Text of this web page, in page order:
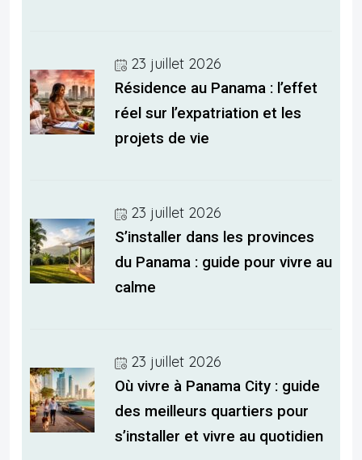
23 juillet 2026
Résidence au Panama : l’effet
réel sur l’expatriation et les
projets de vie
23 juillet 2026
S’installer dans les provinces
du Panama : guide pour vivre au
calme
23 juillet 2026
Où vivre à Panama City : guide
des meilleurs quartiers pour
s’installer et vivre au quotidien